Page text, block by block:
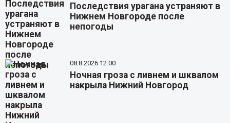
Последствия урагана устраняют в
Нижнем Новгороде после
непогоды
08.8.2026 12:00
Ночная гроза с ливнем и шквалом
накрыла Нижний Новгород